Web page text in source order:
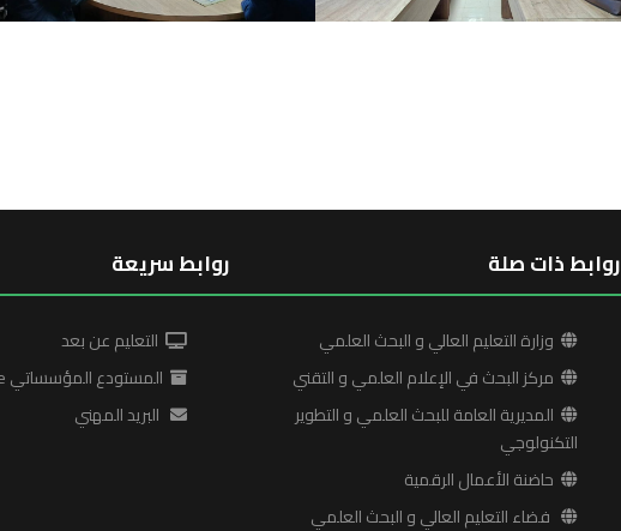
روابط ذات صلة
وزارة التعليم العالي و البحث العلمي
مركز البحث في الإعلام العلمي و التقني
المديرية العامة للبحث العلمي و التطوير
التكنولوجي
حاضنة الأعمال الرقمية
فضاء التعليم العالي و البحث العلمي
روابط سريعة
التعليم عن بعد
المستودع المؤسساتي DSpace
البريد المهني